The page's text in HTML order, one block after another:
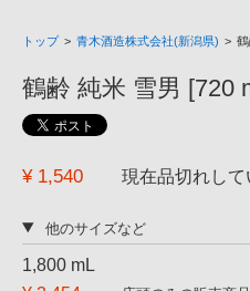
トップ > 青木酒造株式会社(新潟県) >
鶴齢 純米 雪男 [720
¥ 1,540 現在品切れして
他のサイズなど
1,800 mL